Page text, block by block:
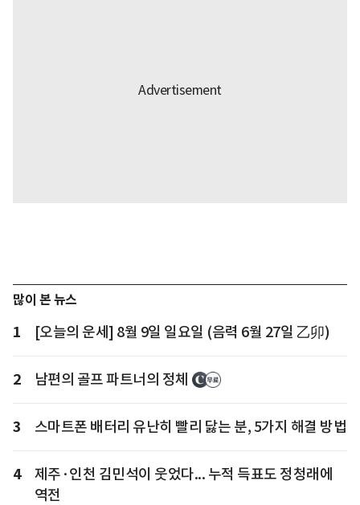
많이 본 뉴스
1 [오늘의 운세] 8월 9일 일요일 (음력 6월 27일 乙卯)
2 남편의 골프 파트너의 정체
3 스마트폰 배터리 유난히 빨리 닳는 분, 5가지 해결 방법
4
제주·인천 김민석이 웃었다... 누적 득표도 정청래에
역전